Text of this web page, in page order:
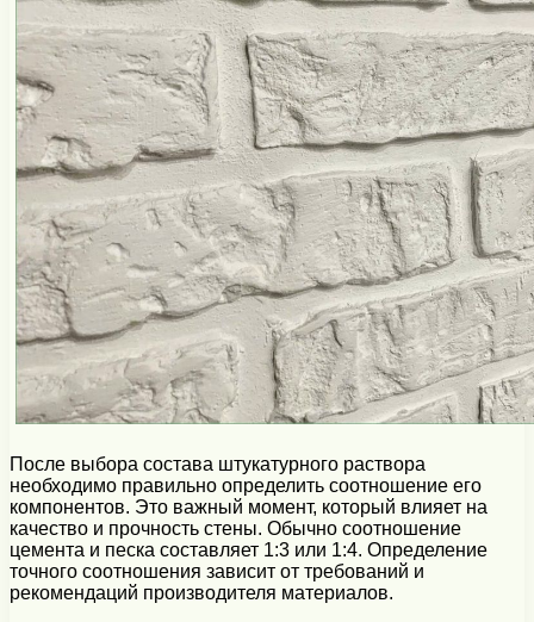
После выбора состава штукатурного раствора
необходимо правильно определить соотношение его
компонентов. Это важный момент, который влияет на
качество и прочность стены. Обычно соотношение
цемента и песка составляет 1:3 или 1:4. Определение
точного соотношения зависит от требований и
рекомендаций производителя материалов.